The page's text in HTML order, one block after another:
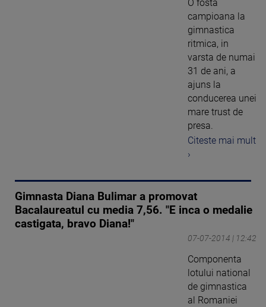
O fosta
campioana la
gimnastica
ritmica, in
varsta de numai
31 de ani, a
ajuns la
conducerea unei
mare trust de
presa.
Citeste mai mult
›
Gimnasta Diana Bulimar a promovat
Bacalaureatul cu media 7,56. "E inca o medalie
castigata, bravo Diana!"
07-07-2014 | 12:42
Componenta
lotului national
de gimnastica
al Romaniei